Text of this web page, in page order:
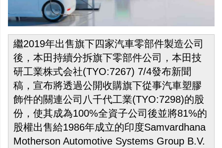
繼2019年出售旗下四家汽車零部件製造公司
後，本田持續分拆旗下零部件公司，本田技
研工業株式会社(TYO:7267) 7/4發布新聞
稿，宣布將透過公開收購旗下從事汽車塑膠
飾件的關連公司八千代工業(TYO:7298)的股
份，使其成為100%全資子公司後並將81%的
股權出售給1986年成立的印度Samvardhana
Motherson Automotive Systems Group B.V.